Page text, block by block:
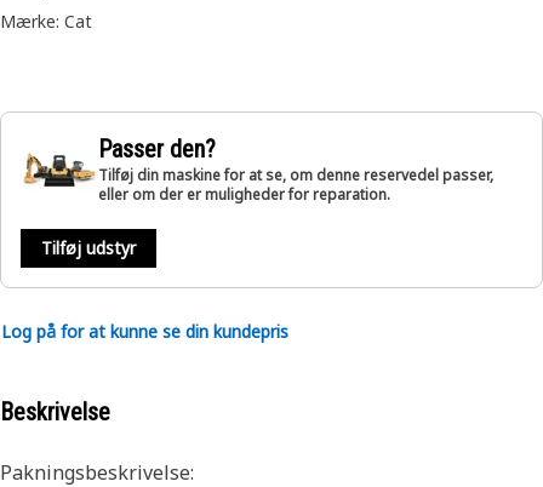
Mærke: Cat
Passer den?
Tilføj din maskine for at se, om denne reservedel passer,
eller om der er muligheder for reparation.
Tilføj udstyr
Log på for at kunne se din kundepris
Beskrivelse
Pakningsbeskrivelse: